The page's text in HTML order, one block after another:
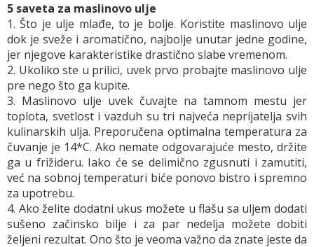
5 saveta za maslinovo ulje
1. Što je ulje mlađe, to je bolje. Koristite maslinovo ulje
dok je sveže i aromatično, najbolje unutar jedne godine,
jer njegove karakteristike drastično slabe vremenom.
2. Ukoliko ste u prilici, uvek prvo probajte maslinovo ulje
pre nego što ga kupite.
3. Maslinovo ulje uvek čuvajte na tamnom mestu jer
toplota, svetlost i vazduh su tri najveća neprijatelja svih
kulinarskih ulja. Preporučena optimalna temperatura za
čuvanje je 14*C. Ako nemate odgovarajuće mesto, držite
ga u frižideru. Iako će se delimično zgusnuti i zamutiti,
već na sobnoj temperaturi biće ponovo bistro i spremno
za upotrebu.
4. Ako želite dodatni ukus možete u flašu sa uljem dodati
sušeno začinsko bilje i za par nedelja možete dobiti
željeni rezultat. Ono što je veoma važno da znate jeste da